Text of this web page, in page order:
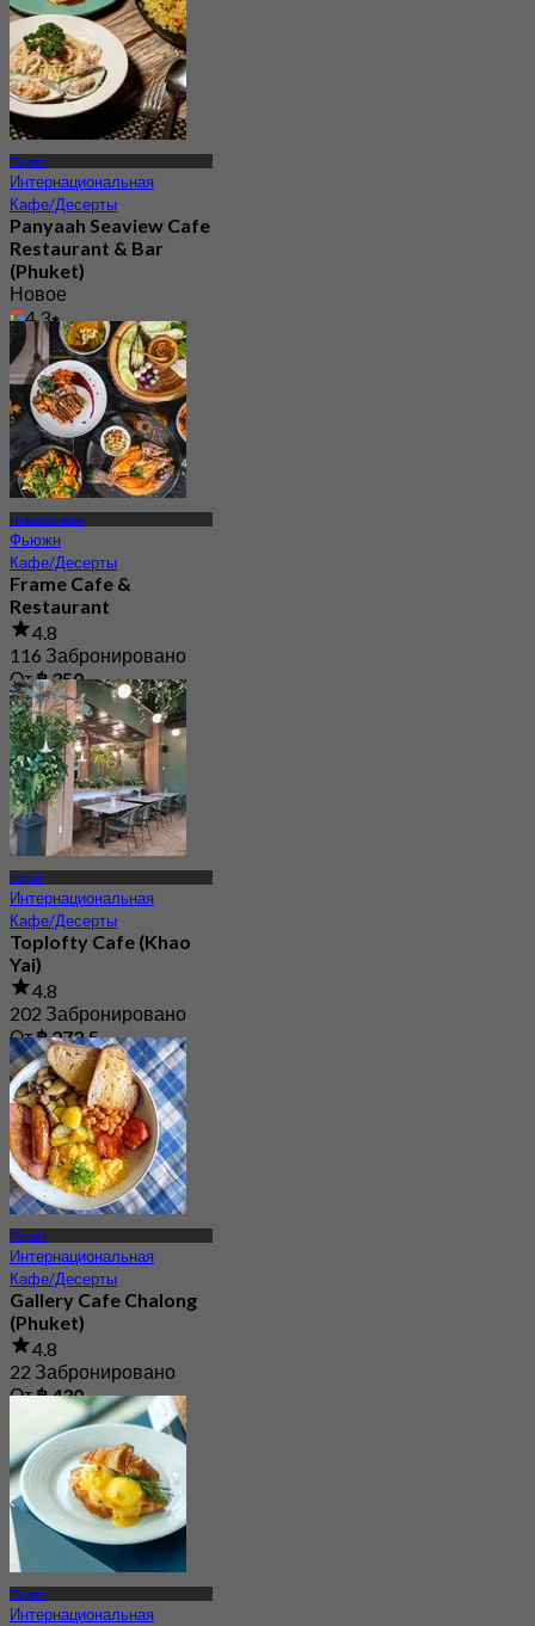
Пхукет
Интернациональная
Кафе/Десерты
Panyaah Seaview Cafe
Restaurant & Bar
(Phuket)
Новое
4.3
От ฿ 563.33
Нгамвонгван
Фьюжн
Кафе/Десерты
Frame Cafe &
Restaurant
4.8
116 Забронировано
От฿ 350
Корат
Интернациональная
Кафе/Десерты
Toplofty Cafe (Khao
Yai)
4.8
202 Забронировано
От฿ 272.5
Пхукет
Интернациональная
Кафе/Десерты
Gallery Cafe Chalong
(Phuket)
4.8
22 Забронировано
От฿ 430
Пхукет
Интернациональная